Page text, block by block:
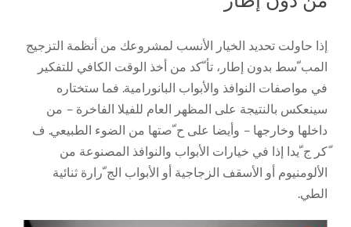
إذا حاولت تحديد الخيار الأنسب لمشروعك من أنظمة التزجيج
المب ّسط بدون إطار، تأ ّكد من أخذ الوقت الكافي للتفكير
في مواصفات النوافذ والأبواب البانورامية. فما ستختاره
سينعكس بالنتيجة على المظهر العام للفيلا الفاخرة – من
داخلها وخارجها – وأيضا على ح ّصتها من الضوء الطبيعي. ف
ّكر ج ّيدا إذا في خيارات الأبواب والنوافذ المصنوعة من
الألومنيوم أو الأسقف الزجاجية أو الأبواب الج ّرارة ثنائية
الطي.